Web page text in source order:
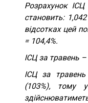
Розрахунок
становить:
відсотках цей
= 104,4%.
ІСЦ за травень –
ІСЦ за травень
(103%), тому у